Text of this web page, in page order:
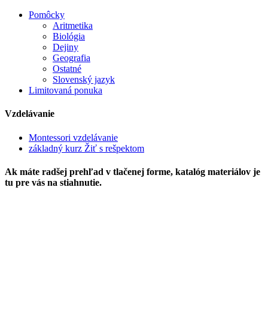
Pomôcky
Aritmetika
Biológia
Dejiny
Geografia
Ostatné
Slovenský jazyk
Limitovaná ponuka
Vzdelávanie
Montessori vzdelávanie
základný kurz Žiť s rešpektom
Ak máte radšej prehľad v tlačenej forme, katalóg materiálov je
tu pre vás na stiahnutie.